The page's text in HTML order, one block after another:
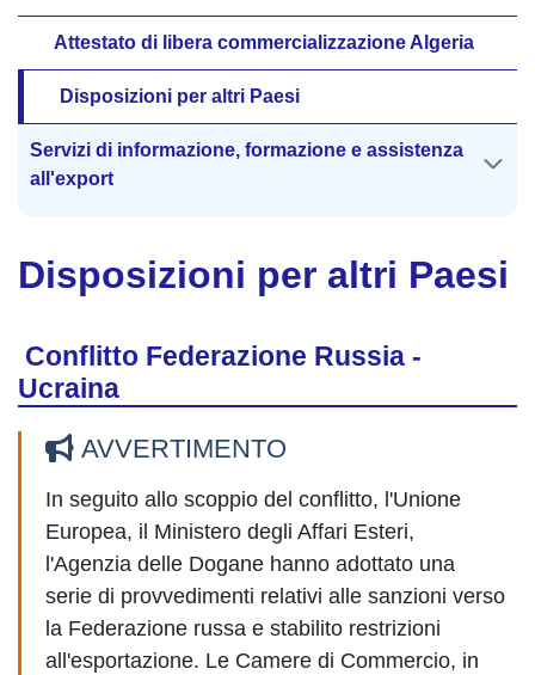
Disposizioni per altri Paesi
Conflitto Federazione Russia -
Ucraina
AVVERTIMENTO
In seguito allo scoppio del conflitto, l'Unione
Europea, il Ministero degli Affari Esteri,
l'Agenzia delle Dogane hanno adottato una
serie di provvedimenti relativi alle sanzioni verso
la Federazione russa e stabilito restrizioni
all'esportazione. Le Camere di Commercio, in
Attestato di libera commercializzazione Algeria
Disposizioni per altri Paesi
Servizi di informazione, formazione e assistenza
all'export